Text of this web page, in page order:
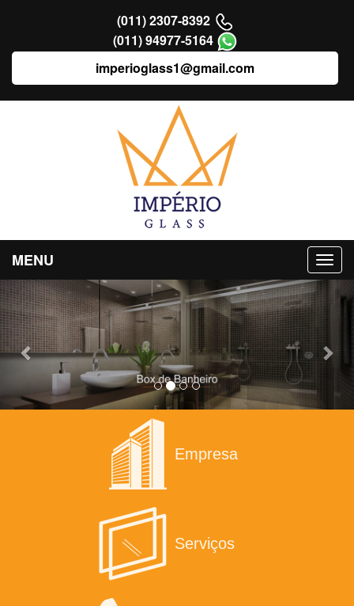
(011) 2307-8392
(011) 94977-5164
imperioglass1@gmail.com
MENU
Previous
Empresa
Serviços